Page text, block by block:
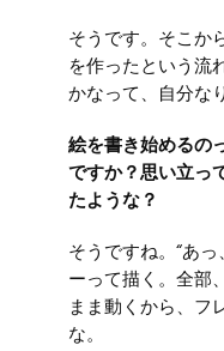
そうです。そこか
を作ったという流
かなって、自分な
絵を書き始めるの
ですか？思い立っ
たような？
そうですね。“あ
ーって描く。全部
まま動くから、フ
な。